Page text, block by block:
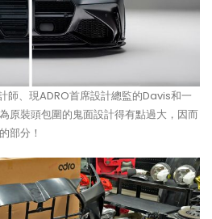
、現ADRO首席設計總監的Davis和一
原裝頭包圍的鬼面設計得有點過大，因而
部分！